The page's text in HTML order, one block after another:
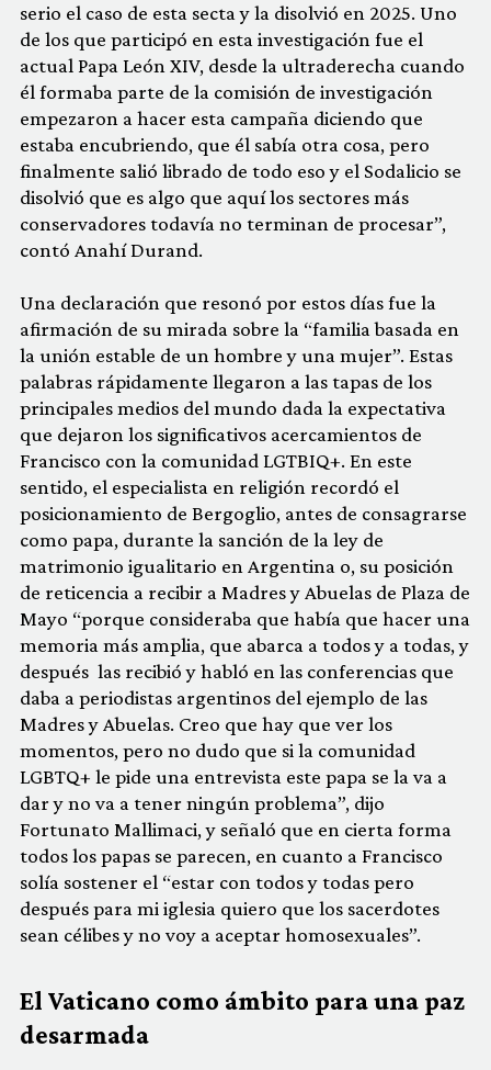
serio el caso de esta secta y la disolvió en 2025. Uno
de los que participó en esta investigación fue el
actual Papa León XIV, desde la ultraderecha cuando
él formaba parte de la comisión de investigación
empezaron a hacer esta campaña diciendo que
estaba encubriendo, que él sabía otra cosa, pero
finalmente salió librado de todo eso y el Sodalicio se
disolvió que es algo que aquí los sectores más
conservadores todavía no terminan de procesar”,
contó Anahí Durand.
Una declaración que resonó por estos días fue la
afirmación de su mirada sobre la “familia basada en
la unión estable de un hombre y una mujer”. Estas
palabras rápidamente llegaron a las tapas de los
principales medios del mundo dada la expectativa
que dejaron los significativos acercamientos de
Francisco con la comunidad LGTBIQ+. En este
sentido, el especialista en religión recordó el
posicionamiento de Bergoglio, antes de consagrarse
como papa, durante la sanción de la ley de
matrimonio igualitario en Argentina o, su posición
de reticencia a recibir a Madres y Abuelas de Plaza de
Mayo “porque consideraba que había que hacer una
memoria más amplia, que abarca a todos y a todas, y
después las recibió y habló en las conferencias que
daba a periodistas argentinos del ejemplo de las
Madres y Abuelas. Creo que hay que ver los
momentos, pero no dudo que si la comunidad
LGBTQ+ le pide una entrevista este papa se la va a
dar y no va a tener ningún problema”, dijo
Fortunato Mallimaci, y señaló que en cierta forma
todos los papas se parecen, en cuanto a Francisco
solía sostener el “estar con todos y todas pero
después para mi iglesia quiero que los sacerdotes
sean célibes y no voy a aceptar homosexuales”.
El Vaticano como ámbito para una paz
desarmada